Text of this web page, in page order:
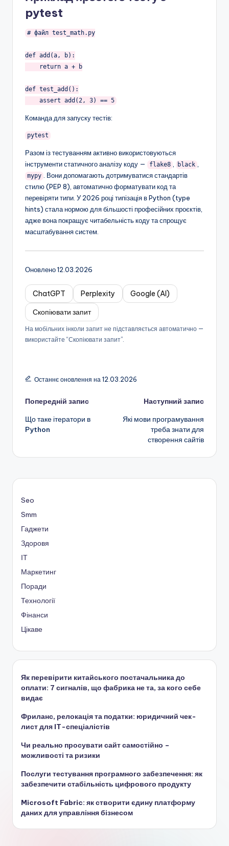
pytest
# файл test_math.py
def add(a, b):
    return a + b
def test_add():
Команда для запуску тестів:
pytest
Разом із тестуванням активно використовуються
інструменти статичного аналізу коду —
flake8 , black ,
mypy . Вони допомагають дотримуватися стандартів
стилю (PEP 8), автоматично форматувати код та
перевіряти типи. У 2026 році типізація в Python (type
hints) стала нормою для більшості професійних проєктів,
адже вона покращує читабельність коду та спрощує
масштабування систем.
Оновлено 12.03.2026
ChatGPT Perplexity
Google (AI)
Скопіювати запит
На мобільних інколи запит не підставляється автоматично —
використайте “Скопіювати запит”.
Останнє оновлення на 12.03.2026
Навігація
по
Попередній запис
Що таке ітератори в
Python
Наступний запис
Які мови програмування
треба знати для
створення сайтів
Seo
Smm
Гаджети
Здоровя
ІТ
Маркетинг
Поради
Технології
Фінанси
Цікаве
Як перевірити китайського постачальника до
оплати: 7 сигналів, що фабрика не та, за кого себе
видає
Фриланс, релокація та податки: юридичний чек-
лист для IT-спеціалістів
Чи реально просувати сайт самостійно –
можливості та ризики
Послуги тестування програмного забезпечення: як
забезпечити стабільність цифрового продукту
Microsoft Fabric: як створити єдину платформу
даних для управління бізнесом